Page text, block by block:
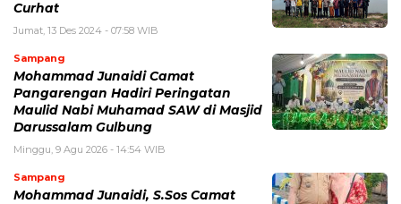
Curhat
Jumat, 13 Des 2024 - 07:58 WIB
Sampang
Mohammad Junaidi Camat
Pangarengan Hadiri Peringatan
Maulid Nabi Muhamad SAW di Masjid
Darussalam Gulbung
Minggu, 9 Agu 2026 - 14:54 WIB
Sampang
Mohammad Junaidi, S.Sos Camat